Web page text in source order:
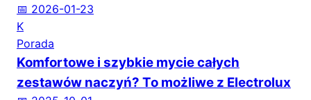
📅 2026-01-23
K
Porada
Komfortowe i szybkie mycie całych
zestawów naczyń? To możliwe z Electrolux